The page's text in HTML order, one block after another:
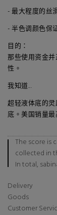
- 最大程度的丝
- 半色调颜色保
目的：
那些使用资金
性。
我知道...
超轻液体底的
底。美国销量
The score is
collected in
In total,
Delivery
Goods
Customer